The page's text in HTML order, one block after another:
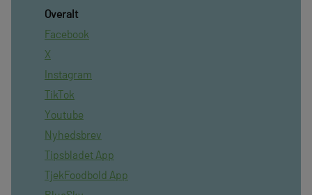
Overalt
Facebook
X
Instagram
TikTok
Youtube
Nyhedsbrev
Tipsbladet App
TjekFoodbold App